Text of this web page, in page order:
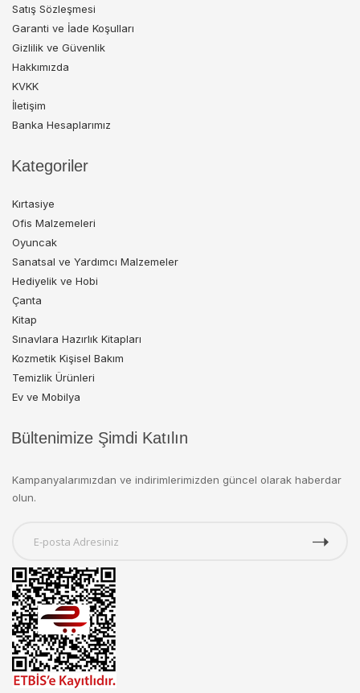
Satış Sözleşmesi
Garanti ve İade Koşulları
Gizlilik ve Güvenlik
Hakkımızda
KVKK
İletişim
Banka Hesaplarımız
Kategoriler
Kırtasiye
Ofis Malzemeleri
Oyuncak
Sanatsal ve Yardımcı Malzemeler
Hediyelik ve Hobi
Çanta
Kitap
Sınavlara Hazırlık Kitapları
Kozmetik Kişisel Bakım
Temizlik Ürünleri
Ev ve Mobilya
Bültenimize Şimdi Katılın
Kampanyalarımızdan ve indirimlerimizden güncel olarak haberdar
olun.